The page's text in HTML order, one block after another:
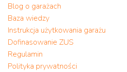
Blog o garażach
Baza wiedzy
Instrukcja użytkowania garażu
Dofinasowanie ZUS
Regulamin
Polityka prywatności